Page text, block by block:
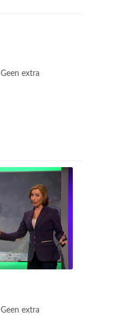
Geen extra
Geen extra